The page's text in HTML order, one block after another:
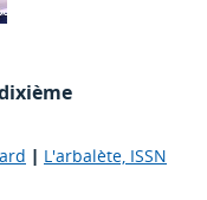
| L'arbalète, ISSN